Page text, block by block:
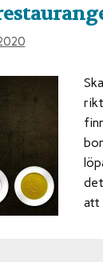
att